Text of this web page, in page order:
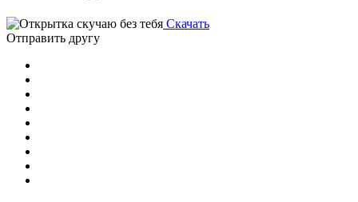
Скачать
Отправить другу